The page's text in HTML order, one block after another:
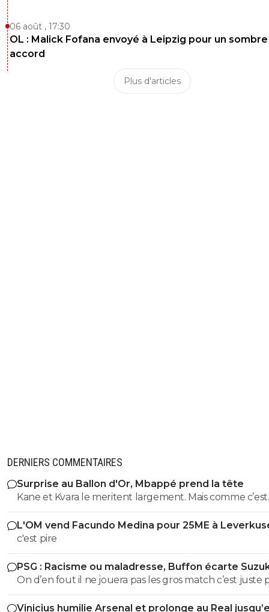
06 août , 17:30
OL : Malick Fofana envoyé à Leipzig pour un sombre
accord
Plus d'articles
DERNIERS COMMENTAIRES
Surprise au Ballon d'Or, Mbappé prend la tête
Kane et Kvara le meritent largement. Mais comme c’est
magouille & Co ça peut revenir au sprinter aux
approximatives allergique au pressing ...
L'OM vend Facundo Medina pour 25ME à
c'est pire
PSG : Racisme ou maladresse, Buffon écarte
On d’en fout il ne jouera pas les gros match c’est juste
vendre des maillots en Asie Kang in lee style
Vinicius humilie Arsenal et prolonge au Real